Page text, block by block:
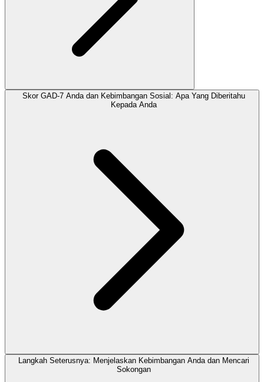
Skor GAD-7 Anda dan Kebimbangan Sosial: Apa Yang Diberitahu
Kepada Anda
Langkah Seterusnya: Menjelaskan Kebimbangan Anda dan Mencari
Sokongan